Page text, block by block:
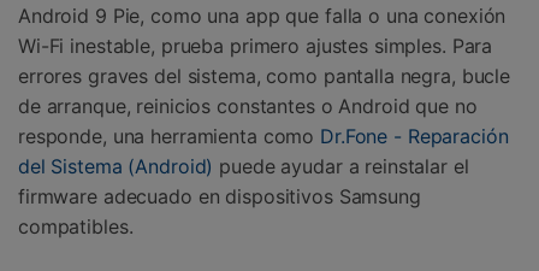
Android 9 Pie, como una app que falla o una conexión
Wi-Fi inestable, prueba primero ajustes simples. Para
errores graves del sistema, como pantalla negra, bucle
de arranque, reinicios constantes o Android que no
responde, una herramienta como Dr.Fone - Reparación
del Sistema (Android) puede ayudar a reinstalar el
firmware adecuado en dispositivos Samsung
compatibles.